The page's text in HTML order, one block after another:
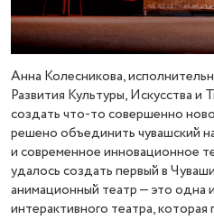
Анна Колесникова,
Развития Культуры, Искусства
создать что-то совершенно
решено объединить чувашский
и современное инновационное
удалось создать первый в
анимационный театр — это одна
интерактивного театра, которая